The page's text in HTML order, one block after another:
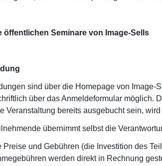
öffentlichen Seminare von Image-Sells
sind über die Homepage von Image-
über das Anmeldeformular möglich.
Veranstaltung bereits ausgebucht sein,
übernimmt selbst die
Preise und Gebühren (die Investition des
werden direkt in Rechnung